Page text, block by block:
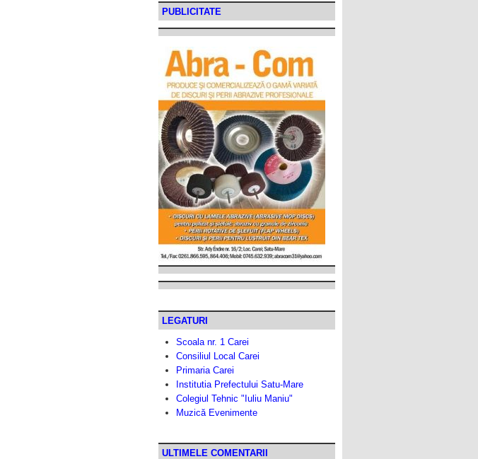
PUBLICITATE
LEGATURI
Scoala nr. 1 Carei
Consiliul Local Carei
Primaria Carei
Institutia Prefectului Satu-Mare
Colegiul Tehnic "Iuliu Maniu"
Muzică Evenimente
ULTIMELE COMENTARII